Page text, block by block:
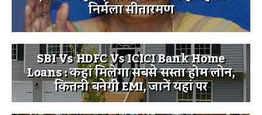
निर्मला सीतारमण
SBI Vs HDFC Vs ICICI Bank Home
Loans : कहां मिलेगा सबसे सस्ता होम लोन,
कितनी बनेगी EMI, जानें यहां पर